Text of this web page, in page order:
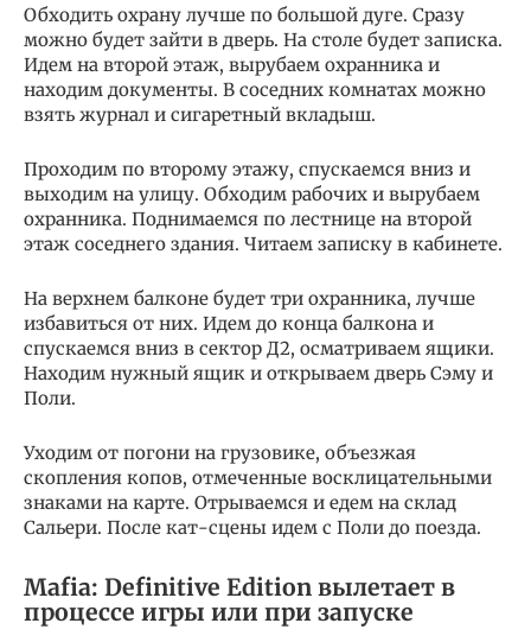
Обходить охрану лучше по большой дуге. Сразу
можно будет зайти в дверь. На столе будет записка.
Идем на второй этаж, вырубаем охранника и
находим документы. В соседних комнатах можно
взять журнал и сигаретный вкладыш.
Проходим по второму этажу, спускаемся вниз и
выходим на улицу. Обходим рабочих и вырубаем
охранника. Поднимаемся по лестнице на второй
этаж соседнего здания. Читаем записку в кабинете.
На верхнем балконе будет три охранника, лучше
избавиться от них. Идем до конца балкона и
спускаемся вниз в сектор Д2, осматриваем ящики.
Находим нужный ящик и открываем дверь Сэму и
Поли.
Уходим от погони на грузовике, объезжая
скопления копов, отмеченные восклицательными
знаками на карте. Отрываемся и едем на склад
Сальери. После кат-сцены идем с Поли до поезда.
Mafia: Definitive Edition вылетает в
процессе игры или при запуске